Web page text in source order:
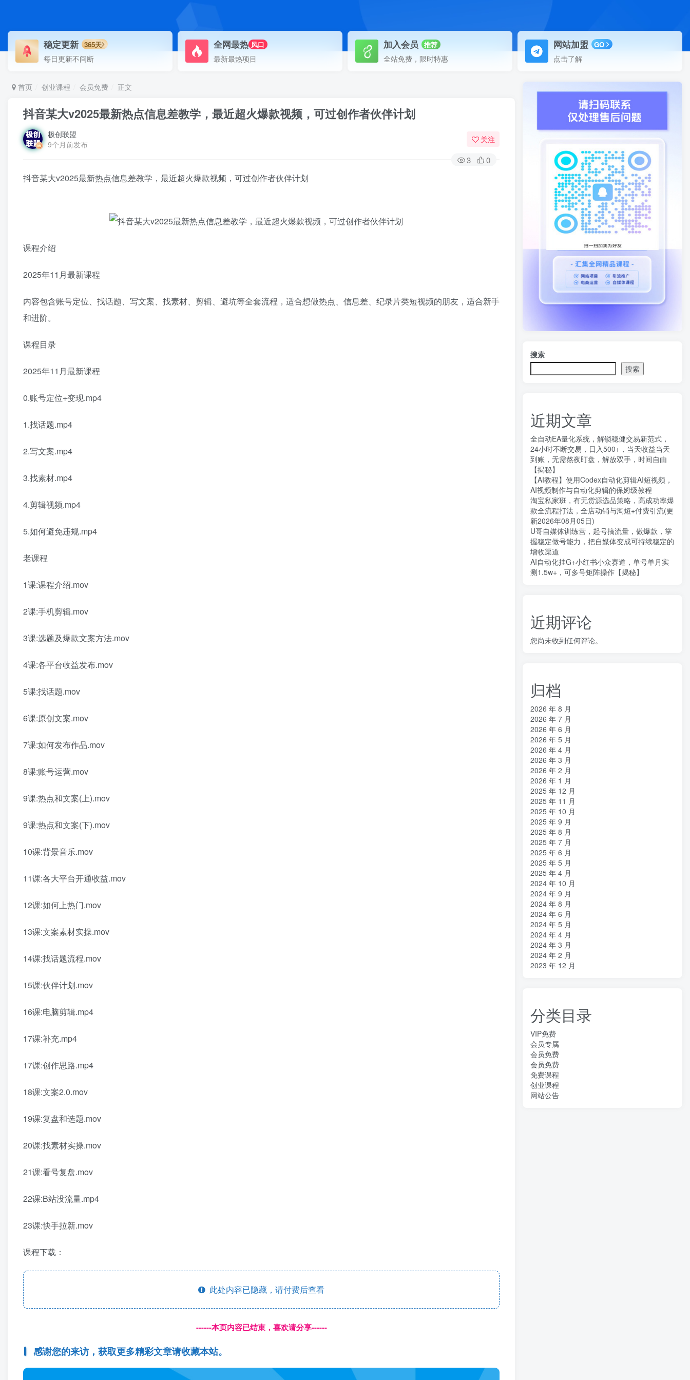
稳定更新 365天
每日更新不间断
全网最热 风口
最新最热项目
加入会员 推荐
全站免费，限时特惠
网站加盟 GO
点击了解
首页 创业课程 会员免费 正文
抖音某大v2025最新热点信息差教学，最近超火爆款视频，可过创作者伙伴计划
极创联盟
9个月前发布
关注
3 0
抖音某大v2025最新热点信息差教学，最近超火爆款视频，可过创作者伙伴计划
课程介绍
2025年11月最新课程
内容包含账号定位、找话题、写文案、找素材、剪辑、避坑等全套流程，适合想做热点、信息差、纪录片类短视频的朋友，适合新手
和进阶。
课程目录
2025年11月最新课程
0.账号定位+变现.mp4
1.找话题.mp4
2.写文案.mp4
3.找素材.mp4
4.剪辑视频.mp4
5.如何避免违规.mp4
老课程
1课:课程介绍.mov
2课:手机剪辑.mov
3课:选题及爆款文案方法.mov
4课:各平台收益发布.mov
5课:找话题.mov
6课:原创文案.mov
7课:如何发布作品.mov
8课:账号运营.mov
9课:热点和文案(上).mov
9课:热点和文案(下).mov
10课:背景音乐.mov
11课:各大平台开通收益.mov
12课:如何上热门.mov
13课:文案素材实操.mov
14课:找话题流程.mov
15课:伙伴计划.mov
16课:电脑剪辑.mp4
17课:补充.mp4
17课:创作思路.mp4
18课:文案2.0.mov
19课:复盘和选题.mov
20课:找素材实操.mov
21课:看号复盘.mov
22课:B站没流量.mp4
23课:快手拉新.mov
课程下载：
此处内容已隐藏，请付费后查看
------本页内容已结束，喜欢请分享------
感谢您的来访，获取更多精彩文章请收藏本站。
搜索
搜索
近期文章
全自动EA量化系统，解锁稳健交易新范式，
24小时不断交易，日入500+，当天收益当天
到账，无需熬夜盯盘，解放双手，时间自由
【揭秘】
【AI教程】使用Codex自动化剪辑AI短视频，
AI视频制作与自动化剪辑的保姆级教程
淘宝私家班，有无货源选品策略，高成功率爆
款全流程打法，全店动销与淘短+付费引流(更
新2026年08月05日)
U哥自媒体训练营，起号搞流量，做爆款，掌
握稳定做号能力，把自媒体变成可持续稳定的
增收渠道
AI自动化挂G+小红书小众赛道，单号单月实
测1.5w+，可多号矩阵操作【揭秘】
近期评论
您尚未收到任何评论。
归档
2026 年 8 月
2026 年 7 月
2026 年 6 月
2026 年 5 月
2026 年 4 月
2026 年 3 月
2026 年 2 月
2026 年 1 月
2025 年 12 月
2025 年 11 月
2025 年 10 月
2025 年 9 月
2025 年 8 月
2025 年 7 月
2025 年 6 月
2025 年 5 月
2025 年 4 月
2024 年 10 月
2024 年 9 月
2024 年 8 月
2024 年 6 月
2024 年 5 月
2024 年 4 月
2024 年 3 月
2024 年 2 月
2023 年 12 月
分类目录
VIP免费
会员专属
会员免费
会员免费
免费课程
创业课程
网站公告